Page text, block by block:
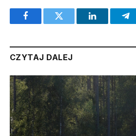
FacebookTwitter LinkedIn
CZYTAJ DALEJ